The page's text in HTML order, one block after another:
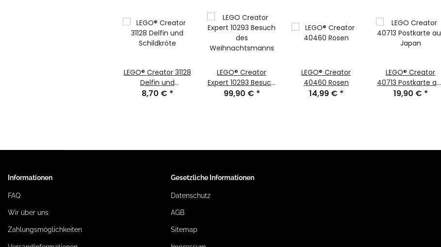
LEGO® Creator 31128
Delfin und
Schildkröte
8,70 € *
LEGO® Creator
Expert 10293 Besuch
des
99,90 € *
LEGO® Creator
40460 Rosen
14,99 € *
LEGO® Creator
40713 Postkarte aus
Japan
19,90 € *
Informationen
FAQ
Wir über uns
Zahlungsmöglichkeiten
Gesetzliche Informationen
Datenschutz
AGB
Sitemap